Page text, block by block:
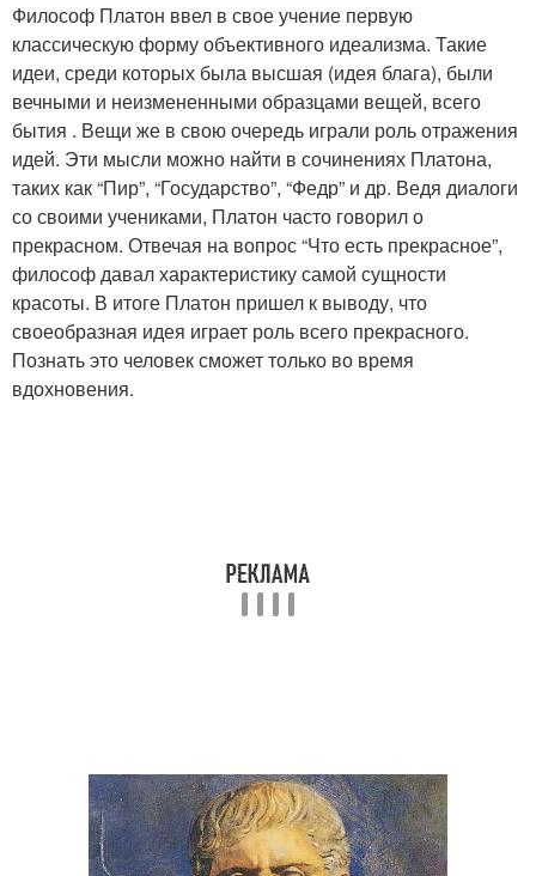
Философ Платон ввел в свое учение первую
классическую форму объективного идеализма. Такие
идеи, среди которых была высшая (идея блага), были
вечными и неизмененными образцами вещей, всего
бытия . Вещи же в свою очередь играли роль отражения
идей. Эти мысли можно найти в сочинениях Платона,
таких как “Пир”, “Государство”, “Федр” и др. Ведя диалоги
со своими учениками, Платон часто говорил о
прекрасном. Отвечая на вопрос “Что есть прекрасное”,
философ давал характеристику самой сущности
красоты. В итоге Платон пришел к выводу, что
своеобразная идея играет роль всего прекрасного.
Познать это человек сможет только во время
вдохновения.